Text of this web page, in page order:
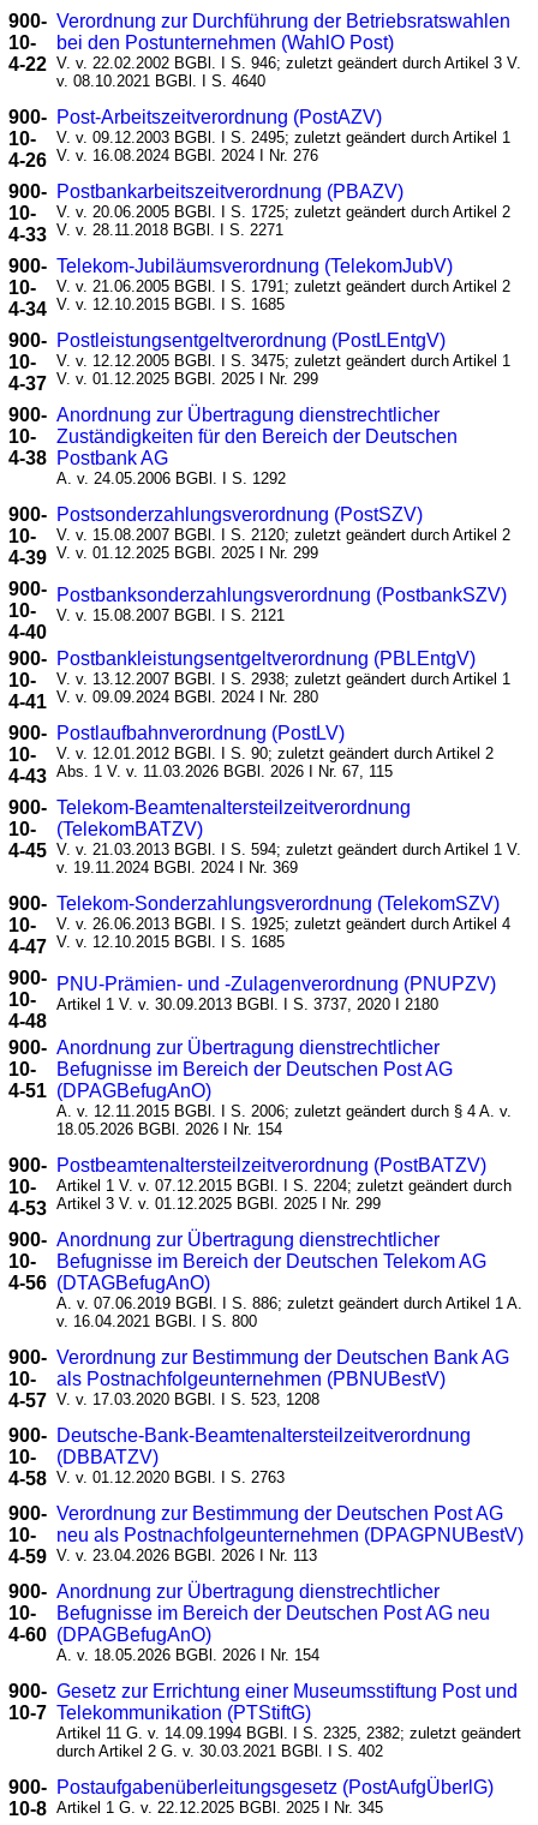
900-
10-
4-22
Verordnung zur Durchführung der Betriebsratswahlen
bei den Postunternehmen (WahlO Post)
V. v. 22.02.2002 BGBl. I S. 946; zuletzt geändert durch Artikel 3 V.
v. 08.10.2021 BGBl. I S. 4640
900-
10-
4-26
Post-Arbeitszeitverordnung (PostAZV)
V. v. 09.12.2003 BGBl. I S. 2495; zuletzt geändert durch Artikel 1
V. v. 16.08.2024 BGBl. 2024 I Nr. 276
900-
10-
4-33
Postbankarbeitszeitverordnung (PBAZV)
V. v. 20.06.2005 BGBl. I S. 1725; zuletzt geändert durch Artikel 2
V. v. 28.11.2018 BGBl. I S. 2271
900-
10-
4-34
Telekom-Jubiläumsverordnung (TelekomJubV)
V. v. 21.06.2005 BGBl. I S. 1791; zuletzt geändert durch Artikel 2
V. v. 12.10.2015 BGBl. I S. 1685
900-
10-
4-37
Postleistungsentgeltverordnung (PostLEntgV)
V. v. 12.12.2005 BGBl. I S. 3475; zuletzt geändert durch Artikel 1
V. v. 01.12.2025 BGBl. 2025 I Nr. 299
900-
10-
4-38
Anordnung zur Übertragung dienstrechtlicher
Zuständigkeiten für den Bereich der Deutschen
Postbank AG
A. v. 24.05.2006 BGBl. I S. 1292
900-
10-
4-39
Postsonderzahlungsverordnung (PostSZV)
V. v. 15.08.2007 BGBl. I S. 2120; zuletzt geändert durch Artikel 2
V. v. 01.12.2025 BGBl. 2025 I Nr. 299
900-
10-
4-40
Postbanksonderzahlungsverordnung (PostbankSZV)
V. v. 15.08.2007 BGBl. I S. 2121
900-
10-
4-41
Postbankleistungsentgeltverordnung (PBLEntgV)
V. v. 13.12.2007 BGBl. I S. 2938; zuletzt geändert durch Artikel 1
V. v. 09.09.2024 BGBl. 2024 I Nr. 280
900-
10-
4-43
Postlaufbahnverordnung (PostLV)
V. v. 12.01.2012 BGBl. I S. 90; zuletzt geändert durch Artikel 2
Abs. 1 V. v. 11.03.2026 BGBl. 2026 I Nr. 67, 115
900-
10-
4-45
Telekom-Beamtenaltersteilzeitverordnung
(TelekomBATZV)
V. v. 21.03.2013 BGBl. I S. 594; zuletzt geändert durch Artikel 1 V.
v. 19.11.2024 BGBl. 2024 I Nr. 369
900-
10-
4-47
Telekom-Sonderzahlungsverordnung (TelekomSZV)
V. v. 26.06.2013 BGBl. I S. 1925; zuletzt geändert durch Artikel 4
V. v. 12.10.2015 BGBl. I S. 1685
900-
10-
4-48
PNU-Prämien- und -Zulagenverordnung (PNUPZV)
Artikel 1 V. v. 30.09.2013 BGBl. I S. 3737, 2020 I 2180
900-
10-
4-51
Anordnung zur Übertragung dienstrechtlicher
Befugnisse im Bereich der Deutschen Post AG
(DPAGBefugAnO)
A. v. 12.11.2015 BGBl. I S. 2006; zuletzt geändert durch § 4 A. v.
18.05.2026 BGBl. 2026 I Nr. 154
900-
10-
4-53
Postbeamtenaltersteilzeitverordnung (PostBATZV)
Artikel 1 V. v. 07.12.2015 BGBl. I S. 2204; zuletzt geändert durch
Artikel 3 V. v. 01.12.2025 BGBl. 2025 I Nr. 299
900-
10-
4-56
Anordnung zur Übertragung dienstrechtlicher
Befugnisse im Bereich der Deutschen Telekom AG
(DTAGBefugAnO)
A. v. 07.06.2019 BGBl. I S. 886; zuletzt geändert durch Artikel 1 A.
v. 16.04.2021 BGBl. I S. 800
900-
10-
4-57
Verordnung zur Bestimmung der Deutschen Bank AG
als Postnachfolgeunternehmen (PBNUBestV)
V. v. 17.03.2020 BGBl. I S. 523, 1208
900-
10-
4-58
Deutsche-Bank-Beamtenaltersteilzeitverordnung
(DBBATZV)
V. v. 01.12.2020 BGBl. I S. 2763
900-
10-
4-59
Verordnung zur Bestimmung der Deutschen Post AG
neu als Postnachfolgeunternehmen (DPAGPNUBestV)
V. v. 23.04.2026 BGBl. 2026 I Nr. 113
900-
10-
4-60
Anordnung zur Übertragung dienstrechtlicher
Befugnisse im Bereich der Deutschen Post AG neu
(DPAGBefugAnO)
A. v. 18.05.2026 BGBl. 2026 I Nr. 154
900-
10-7
Gesetz zur Errichtung einer Museumsstiftung Post und
Telekommunikation (PTStiftG)
Artikel 11 G. v. 14.09.1994 BGBl. I S. 2325, 2382; zuletzt geändert
durch Artikel 2 G. v. 30.03.2021 BGBl. I S. 402
900-
10-8
Postaufgabenüberleitungsgesetz (PostAufgÜberlG)
Artikel 1 G. v. 22.12.2025 BGBl. 2025 I Nr. 345